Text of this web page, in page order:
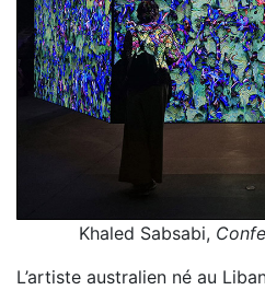
Khaled Sabsabi,
L’artiste australien né au